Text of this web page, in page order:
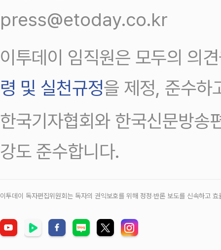
press@etoday.co.kr
이투데이 임직원은 모두의 의
령 및 실천규정을 제정, 준수하
한국기자협회와 한국신문방송
강도 준수합니다.
이투데이 독자편집위원회는 독자의 권익보호를 위해 정정‧반론 보도를 신속하고